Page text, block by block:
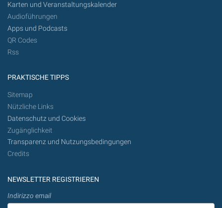
Karten und Veranstaltungskalender
Audioführungen
Apps und Podcasts
QR Codes
Rss
PRAKTISCHE TIPPS
Sitemap
Nützliche Links
Datenschutz und Cookies
Zugänglichkeit
Transparenz und Nutzungsbedingungen
Credits
NEWSLETTER REGISTRIEREN
Indirizzo email